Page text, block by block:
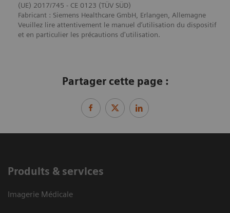
(UE) 2017/745 - CE 0123 (TÜV SÜD)
Fabricant : Siemens Healthcare GmbH, Erlangen, Allemagne
Veuillez lire attentivement le manuel d’utilisation du dispositif
et en particulier les précautions d'utilisation.
Partager cette page :
Produits & services
Imagerie Médicale